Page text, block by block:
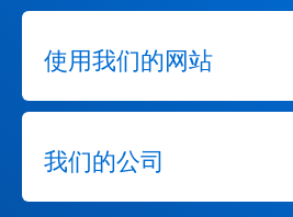
使用我们的网站
我们的公司